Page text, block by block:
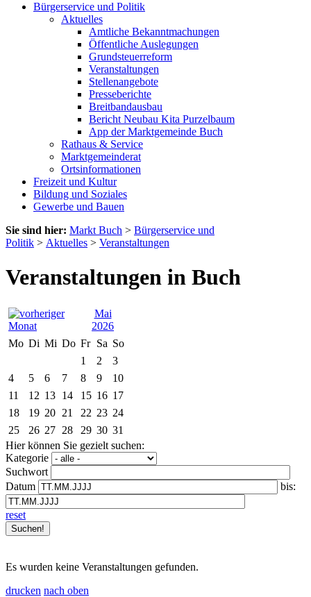
Bürgerservice und Politik
Aktuelles
Amtliche Bekanntmachungen
Öffentliche Auslegungen
Grundsteuerreform
Veranstaltungen
Stellenangebote
Presseberichte
Breitbandausbau
Bericht Neubau Kita Purzelbaum
App der Marktgemeinde Buch
Rathaus & Service
Marktgemeinderat
Ortsinformationen
Freizeit und Kultur
Bildung und Soziales
Gewerbe und Bauen
Sie sind hier: Markt Buch > Bürgerservice und
Politik > Aktuelles > Veranstaltungen
Veranstaltungen in Buch
Mai
2026
Mo Di Mi Do Fr Sa So
1
2
3
4
5 6 7 8 9
10
11
12 13 14 15 16 17
18
19 20 21 22 23 24
25
26 27 28 29 30 31
Hier können Sie gezielt suchen:
Kategorie
Suchwort
Datum
bis:
reset
Es wurden keine Veranstaltungen gefunden.
drucken nach oben